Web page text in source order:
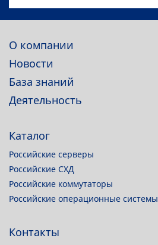
О компании
Новости
База знаний
Деятельность
Каталог
Российские серверы
Российские СХД
Российские коммутаторы
Российские операционные системы
Контакты